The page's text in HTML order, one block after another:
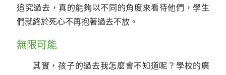
追究過去，真的能夠以不同的角度來看待他們，學生
們就終於死心不再抱著過去不放。
無限可能
其實，孩子的過去我怎麼會不知道呢？學校的廣